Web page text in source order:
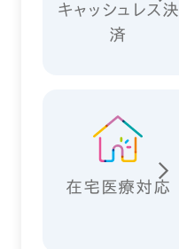
キャッシュレス決
済
在宅医療対応